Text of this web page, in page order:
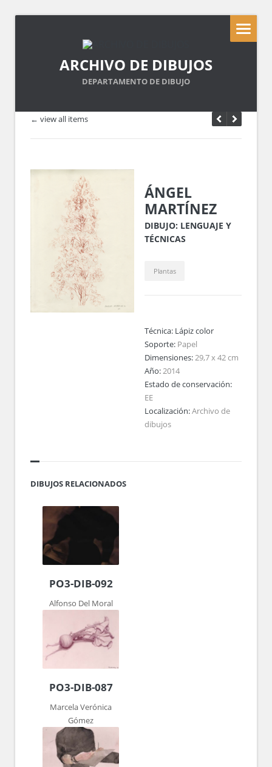
ARCHIVO DE DIBUJOS
DEPARTAMENTO DE DIBUJO
← view all items
ÁNGEL
MARTÍNEZ
DIBUJO: LENGUAJE Y
TÉCNICAS
Plantas
Técnica: Lápiz color
Soporte: Papel
Dimensiones:29,7 x 42 cm
Año:2014
Estado de conservación:
EE
Localización:Archivo de
dibujos
DIBUJOS RELACIONADOS
PO3-DIB-092
Alfonso Del Moral
PO3-DIB-087
Marcela Verónica
Gómez